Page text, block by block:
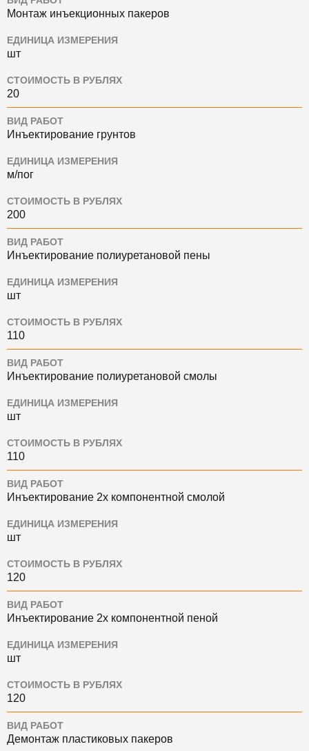
Монтаж инъекционных пакеров
ЕДИНИЦА ИЗМЕРЕНИЯ
шт
СТОИМОСТЬ В РУБЛЯХ
20
ВИД РАБОТ
Инъектирование грунтов
ЕДИНИЦА ИЗМЕРЕНИЯ
м/пог
СТОИМОСТЬ В РУБЛЯХ
200
ВИД РАБОТ
Инъектирование полиуретановой пены
ЕДИНИЦА ИЗМЕРЕНИЯ
шт
СТОИМОСТЬ В РУБЛЯХ
110
ВИД РАБОТ
Инъектирование полиуретановой смолы
ЕДИНИЦА ИЗМЕРЕНИЯ
шт
СТОИМОСТЬ В РУБЛЯХ
110
ВИД РАБОТ
Инъектирование 2х компонентной смолой
ЕДИНИЦА ИЗМЕРЕНИЯ
шт
СТОИМОСТЬ В РУБЛЯХ
120
ВИД РАБОТ
Инъектирование 2х компонентной пеной
ЕДИНИЦА ИЗМЕРЕНИЯ
шт
СТОИМОСТЬ В РУБЛЯХ
120
ВИД РАБОТ
Демонтаж пластиковых пакеров